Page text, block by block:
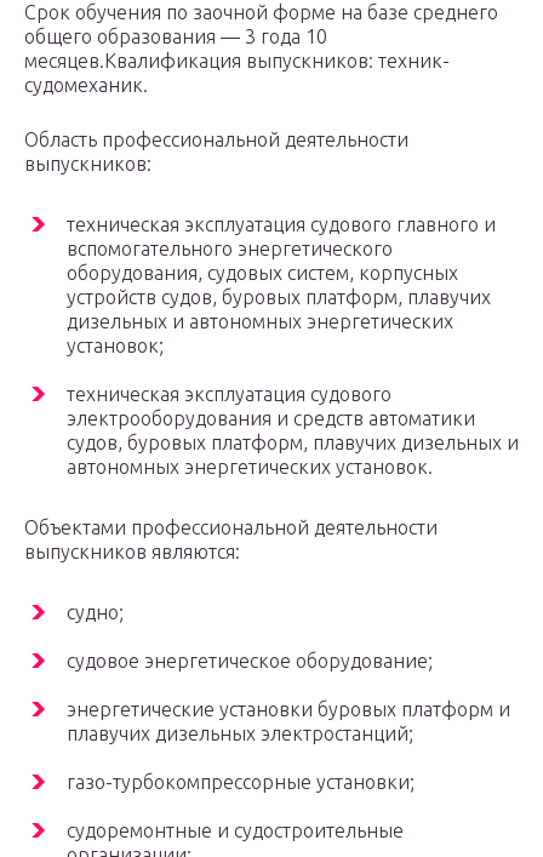
Срок обучения по заочной форме на базе среднего
общего образования — 3 года 10
месяцев.Квалификация выпускников: техник-
судомеханик.
Область профессиональной деятельности
выпускников:
техническая эксплуатация судового главного и
вспомогательного энергетического
оборудования, судовых систем, корпусных
устройств судов, буровых платформ, плавучих
дизельных и автономных энергетических
установок;
техническая эксплуатация судового
электрооборудования и средств автоматики
судов, буровых платформ, плавучих дизельных и
автономных энергетических установок.
Объектами профессиональной деятельности
выпускников являются:
судно;
судовое энергетическое оборудование;
энергетические установки буровых платформ и
плавучих дизельных электростанций;
газо-турбокомпрессорные установки;
судоремонтные и судостроительные